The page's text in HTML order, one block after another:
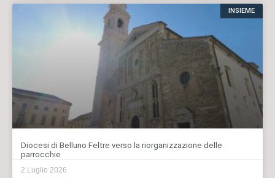
INSIEME
Diocesi di Belluno Feltre verso la riorganizzazione delle
parrocchie
2 Luglio 2026